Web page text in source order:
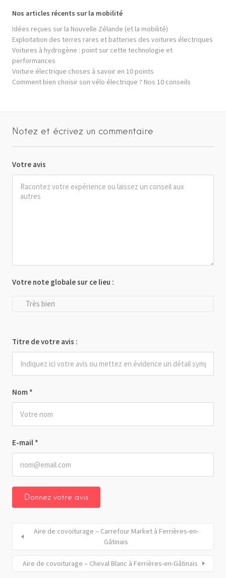
Nos articles récents sur la mobilité
Idées reçues sur la Nouvelle Zélande (et la mobilité)
Exploitation des terres rares et batteries des voitures électriques
Voitures à hydrogène : point sur cette technologie et
performances
Voiture électrique choses à savoir en 10 points
Comment bien choisir son vélo électrique ? Nos 10 conseils
Notez et écrivez un commentaire
Votre avis
Nom *
E-mail *
Votre note globale sur ce lieu :
Très bien
Titre de votre avis :
Aire de covoiturage – Carrefour Market à Ferrières-en-
Gâtinais
Aire de covoiturage – Cheval Blanc à Ferrières-en-Gâtinais